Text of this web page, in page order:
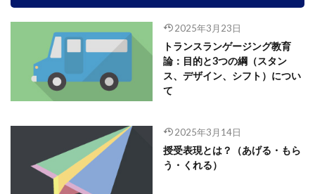
2025年3月23日
トランスランゲージング教育
論：目的と3つの綱（スタン
ス、デザイン、シフト）につい
て
2025年3月14日
授受表現とは？（あげる・もら
う・くれる）